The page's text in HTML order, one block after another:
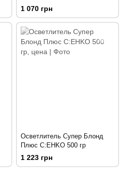
1 070 грн
Осветлитель Супер Блонд
Плюс C:EHKO 500 гр
1 223 грн